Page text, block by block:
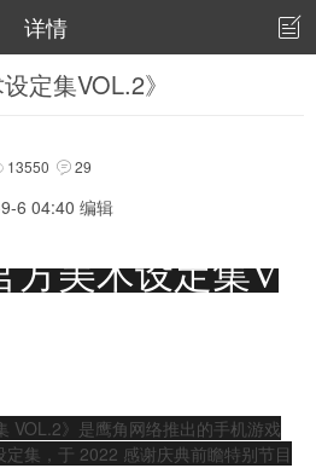
详情 
定集VOL.2》
13550  29
6 04:40 编辑
方美术设定集V
VOL.2》是鹰角网络推出的手机游戏
定集，于 2022 感谢庆典前瞻特别节目